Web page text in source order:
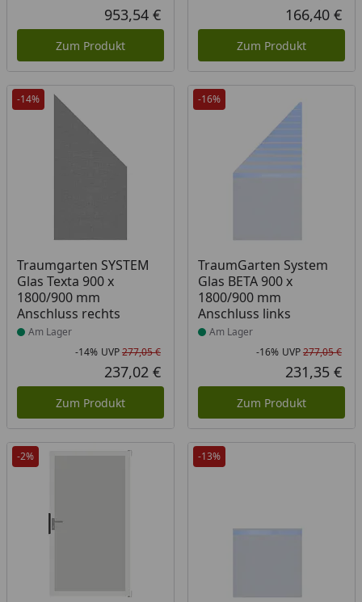
Aktueller Preis
953,54 €
Zum Produkt
166,40 €
Zum Produkt
-14%
Traumgarten SYSTEM
Glas Texta 900 x
1800/900 mm
Anschluss rechts
Produkt am Lager
Am Lager
Rabatt in Prozent
-14%
Ursprünglicher Preis
UVP277,05 €
Aktueller Preis
237,02 €
Zum Produkt
-16%
TraumGarten System
Glas BETA 900 x
1800/900 mm
Anschluss links
Produkt am Lager
Am Lager
-16% UVP277,05 €
231,35 €
Zum Produkt
-2% -13%